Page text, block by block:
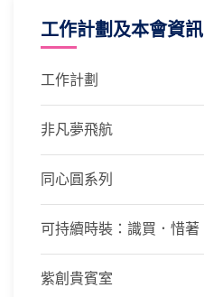
工作計劃及本會資訊
工作計劃
非凡夢飛航
同心圓系列
可持續時裝：識買．惜著
紫創貴賓室